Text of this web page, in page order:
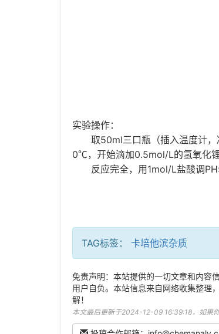
实验操作：
取50ml三口瓶（插入温度计
0℃，开始滴加0.5mol/L的氢氧化
反应完全，用 1mol/L盐酸调
TAG标签： 卡培他滨杂质
免责声明：本站提供的一切文章和内容
用户自负。本站信息来自网络收集整理
解！
本文最后更新于2024-12-09 16:39:18，如果